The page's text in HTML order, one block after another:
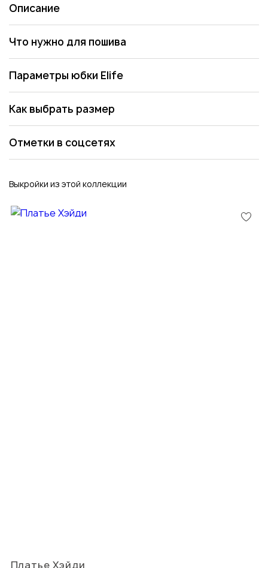
Описание
Что нужно для пошива
Параметры юбки Elife
Как выбрать размер
Отметки в соцсетях
Выкройки из этой коллекции
Платье Хэйди